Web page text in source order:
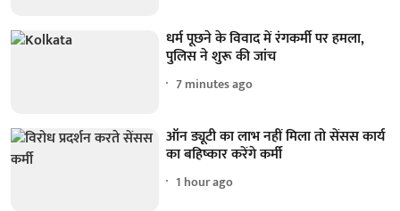
धर्म पूछने के विवाद में रंगकर्मी पर हमला,
पुलिस ने शुरू की जांच
7 minutes ago
ऑन ड्यूटी का लाभ नहीं मिला तो सेंसस कार्य
का बहिष्कार करेंगे कर्मी
1 hour ago